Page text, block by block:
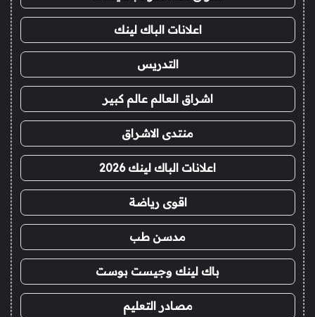
اعلانات الباك لينك
التدريس
اشراق العالم عالم كبير
منتدى الاشراق
اعلانات الباك لينك 2026
اقوى رياضة
مدسن طب
باك لينك وجيست بوست
مصادر التعليم